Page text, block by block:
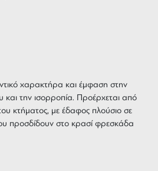
χαρακτήρα και έμφαση στην
την ισορροπία. Προέρχεται από
κτήματος, με έδαφος πλούσιο σε
προσδίδουν στο κρασίφρεσκάδα